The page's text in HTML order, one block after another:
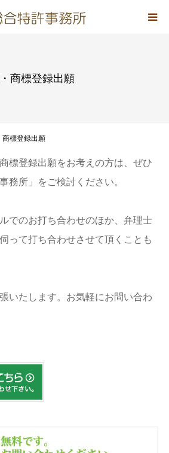
商標登録出願
標登録出願
標登録出願をお考えの方は、ぜひ
務所」をご検討ください。
でのお打ち合わせのほか、弁理士
って打ち合わせさせて頂くことも
いたします。お気軽にお問い合わ